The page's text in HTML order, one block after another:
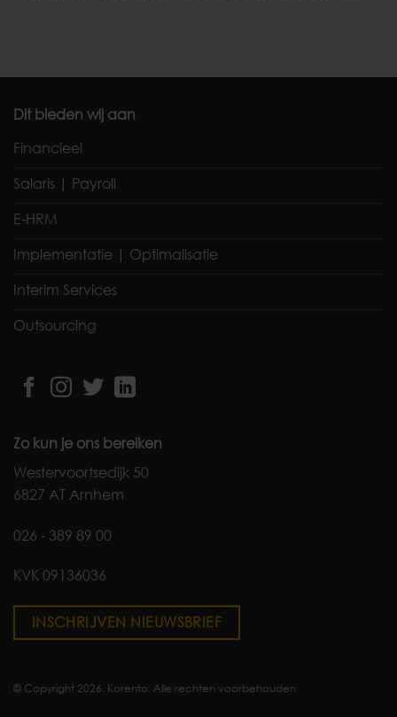
Dit bieden wij aan
Financieel
Salaris | Payroll
E-HRM
Implementatie | Optimalisatie
Interim Services
Outsourcing
Zo kun je ons bereiken
Westervoortsedijk 50
6827 AT Arnhem
026 - 389 89 00
KVK 09136036
INSCHRIJVEN NIEUWSBRIEF
© Copyright 2026. Korento. Alle rechten voorbehouden